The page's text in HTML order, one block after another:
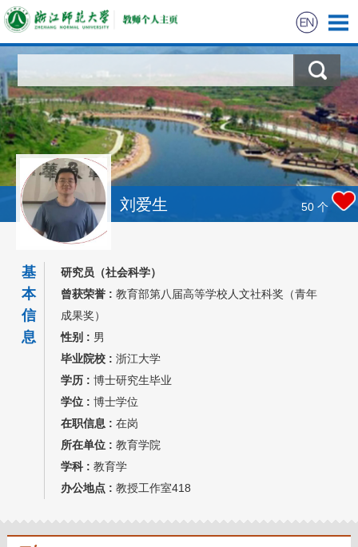
刘爱生 50 个
基
本
信
息
研究员（社会科学）
曾获荣誉 : 教育部第八届高等学校人文社科奖（青年
成果奖）
性别 : 男
毕业院校 : 浙江大学
学历 : 博士研究生毕业
学位 : 博士学位
在职信息 : 在岗
所在单位 : 教育学院
学科 : 教育学
办公地点 : 教授工作室418